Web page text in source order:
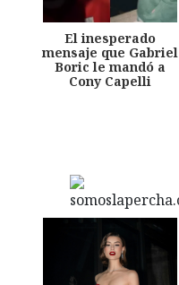
El inesperado
mensaje que Gabriel
Boric le mandó a
Cony Capelli